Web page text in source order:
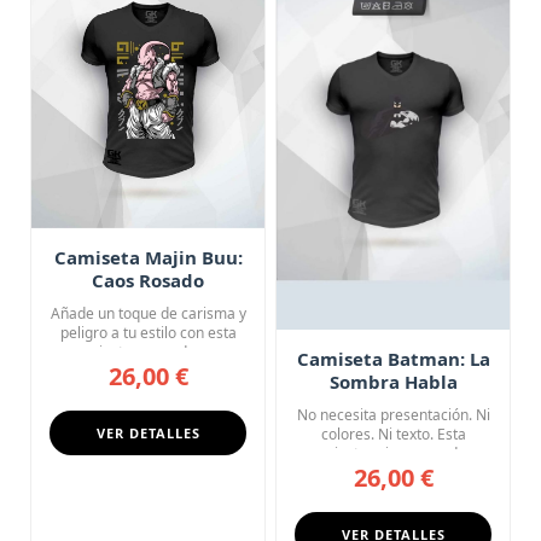
Camiseta Majin Buu:
Caos Rosado
Añade un toque de carisma y
peligro a tu estilo con esta
camiseta negra de cu...
26,00 €
VER DETALLES
Camiseta Batman: La
Sombra Habla
No necesita presentación. Ni
colores. Ni texto. Esta
camiseta gris oscuro de ...
26,00 €
VER DETALLES